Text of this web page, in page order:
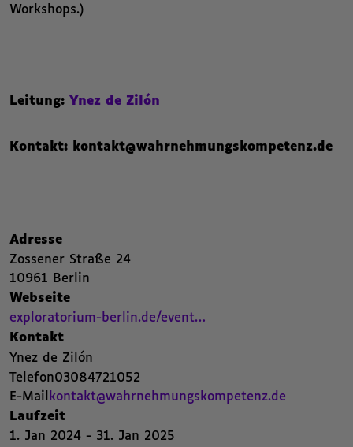
Workshops.)
Leitung: Ynez de Zilón
Kontakt: kontakt@wahrnehmungskompetenz.de
Zusammenfassende
Adresse,
Zossener Straße 24
10961 Berlin
Webseite,
exploratorium-berlin.de/event…
Beitrags Webseite. Öffnet einen neuen Browser Tab.
Kontakt,
Ynez de Zilón
Telefon03084721052
E-Mail kontakt@wahrnehmungskompetenz.de
,,Laufzeit,
1. Jan 2024 - 31. Jan 2025
Nachfolgend die Kategorien beziehungsweise Filter des Beitrags.